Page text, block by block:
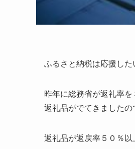
ふるさと納税は応援した
昨年に総務省が返礼率
返礼品がでてきましたの
返礼品が返戻率５０％以